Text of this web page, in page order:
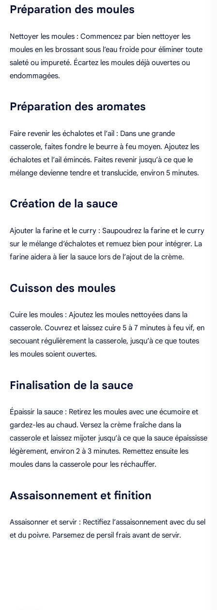
Préparation des moules
Nettoyer les moules : Commencez par bien nettoyer les
moules en les brossant sous l’eau froide pour éliminer toute
saleté ou impureté. Écartez les moules déjà ouvertes ou
endommagées.
Préparation des aromates
Faire revenir les échalotes et l’ail : Dans une grande
casserole, faites fondre le beurre à feu moyen. Ajoutez les
échalotes et l’ail émincés. Faites revenir jusqu’à ce que le
mélange devienne tendre et translucide, environ 5 minutes.
Création de la sauce
Ajouter la farine et le curry : Saupoudrez la farine et le curry
sur le mélange d’échalotes et remuez bien pour intégrer. La
farine aidera à lier la sauce lors de l’ajout de la crème.
Cuisson des moules
Cuire les moules : Ajoutez les moules nettoyées dans la
casserole. Couvrez et laissez cuire 5 à 7 minutes à feu vif, en
secouant régulièrement la casserole, jusqu’à ce que toutes
les moules soient ouvertes.
Finalisation de la sauce
Épaissir la sauce : Retirez les moules avec une écumoire et
gardez-les au chaud. Versez la crème fraîche dans la
casserole et laissez mijoter jusqu’à ce que la sauce épaississe
légèrement, environ 2 à 3 minutes. Remettez ensuite les
moules dans la casserole pour les réchauffer.
Assaisonnement et finition
Assaisonner et servir : Rectifiez l’assaisonnement avec du sel
et du poivre. Parsemez de persil frais avant de servir.